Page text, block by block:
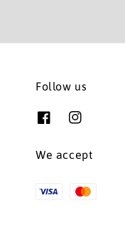
Follow us
We accept